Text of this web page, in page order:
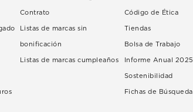
Contrato
Listas de marcas sin
bonificación
Listas de marcas cumpleaños
Código de Ética
Tiendas
Bolsa de Trabajo
Informe Anual 2025
Sostenibilidad
Fichas de Búsqueda